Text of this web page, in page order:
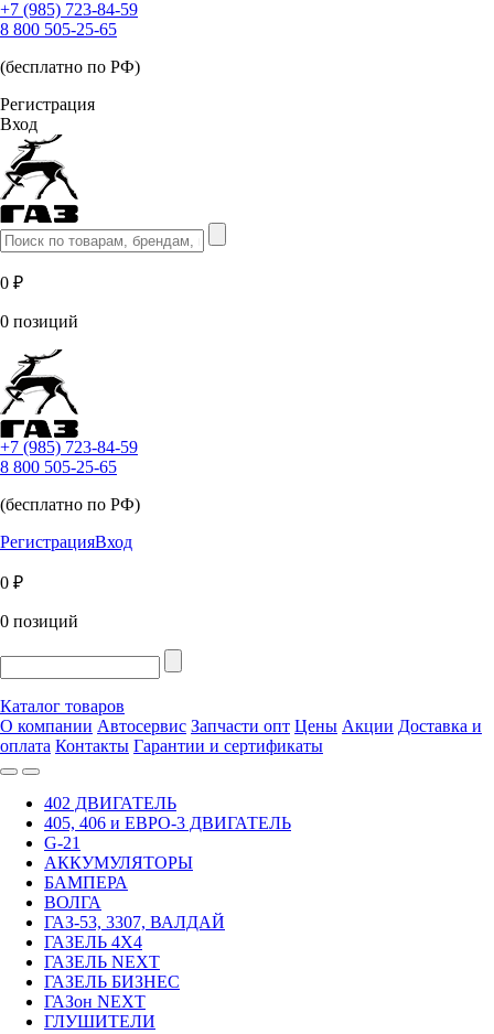
+7 (985) 723-84-59
8 800 505-25-65
(бесплатно по РФ)
Регистрация
Вход
0 ₽
0 позиций
+7 (985) 723-84-59
8 800 505-25-65
(бесплатно по РФ)
РегистрацияВход
0 ₽
0 позиций
Каталог товаров
О компании Автосервис Запчасти опт Цены Акции Доставка и
оплата Контакты Гарантии и сертификаты
402 ДВИГАТЕЛЬ
405, 406 и ЕВРО-3 ДВИГАТЕЛЬ
G-21
АККУМУЛЯТОРЫ
БАМПЕРА
ВОЛГА
ГАЗ-53, 3307, ВАЛДАЙ
ГАЗЕЛЬ 4Х4
ГАЗЕЛЬ NEXT
ГАЗЕЛЬ БИЗНЕС
ГАЗон NEXT
ГЛУШИТЕЛИ